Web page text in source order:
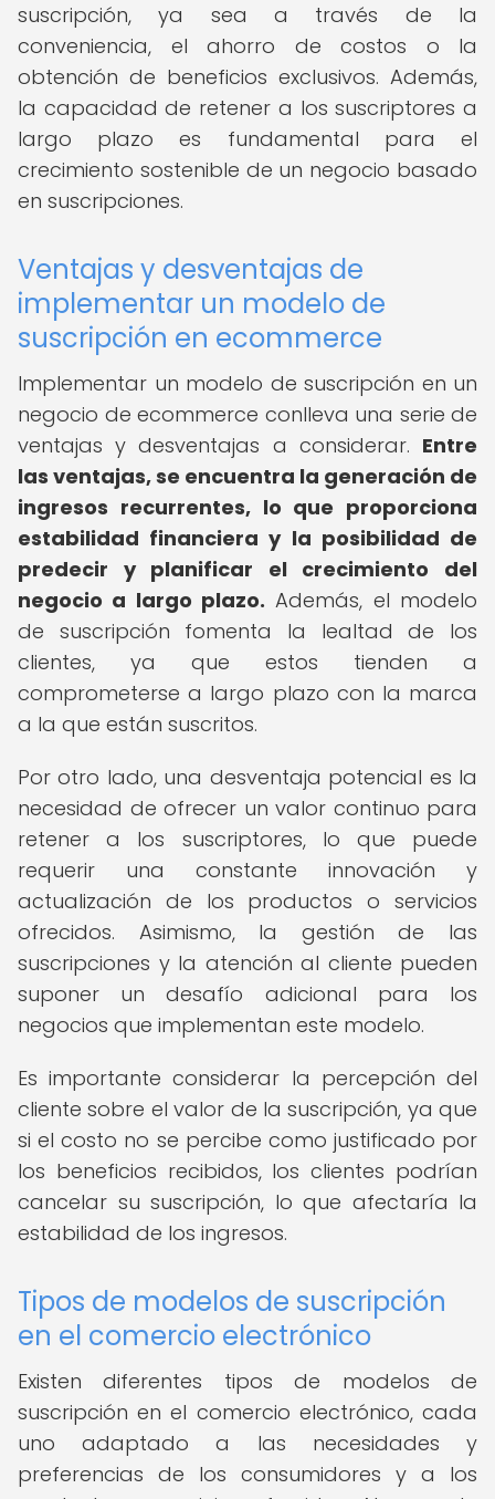
suscripción, ya sea a través de la
conveniencia, el ahorro de costos o la
obtención de beneficios exclusivos. Además,
la capacidad de retener a los suscriptores a
largo plazo es fundamental para el
crecimiento sostenible de un negocio basado
en suscripciones.
Ventajas y desventajas de
implementar un modelo de
suscripción en ecommerce
Implementar un modelo de suscripción en un
negocio de ecommerce conlleva una serie de
ventajas y desventajas a considerar. Entre
las ventajas, se encuentra la generación de
ingresos recurrentes, lo que proporciona
estabilidad financiera y la posibilidad de
predecir y planificar el crecimiento del
negocio a largo plazo. Además, el modelo
de suscripción fomenta la lealtad de los
clientes, ya que estos tienden a
comprometerse a largo plazo con la marca
a la que están suscritos.
Por otro lado, una desventaja potencial es la
necesidad de ofrecer un valor continuo para
retener a los suscriptores, lo que puede
requerir una constante innovación y
actualización de los productos o servicios
ofrecidos. Asimismo, la gestión de las
suscripciones y la atención al cliente pueden
suponer un desafío adicional para los
negocios que implementan este modelo.
Es importante considerar la percepción del
cliente sobre el valor de la suscripción, ya que
si el costo no se percibe como justificado por
los beneficios recibidos, los clientes podrían
cancelar su suscripción, lo que afectaría la
estabilidad de los ingresos.
Tipos de modelos de suscripción
en el comercio electrónico
Existen diferentes tipos de modelos de
suscripción en el comercio electrónico, cada
uno adaptado a las necesidades y
preferencias de los consumidores y a los